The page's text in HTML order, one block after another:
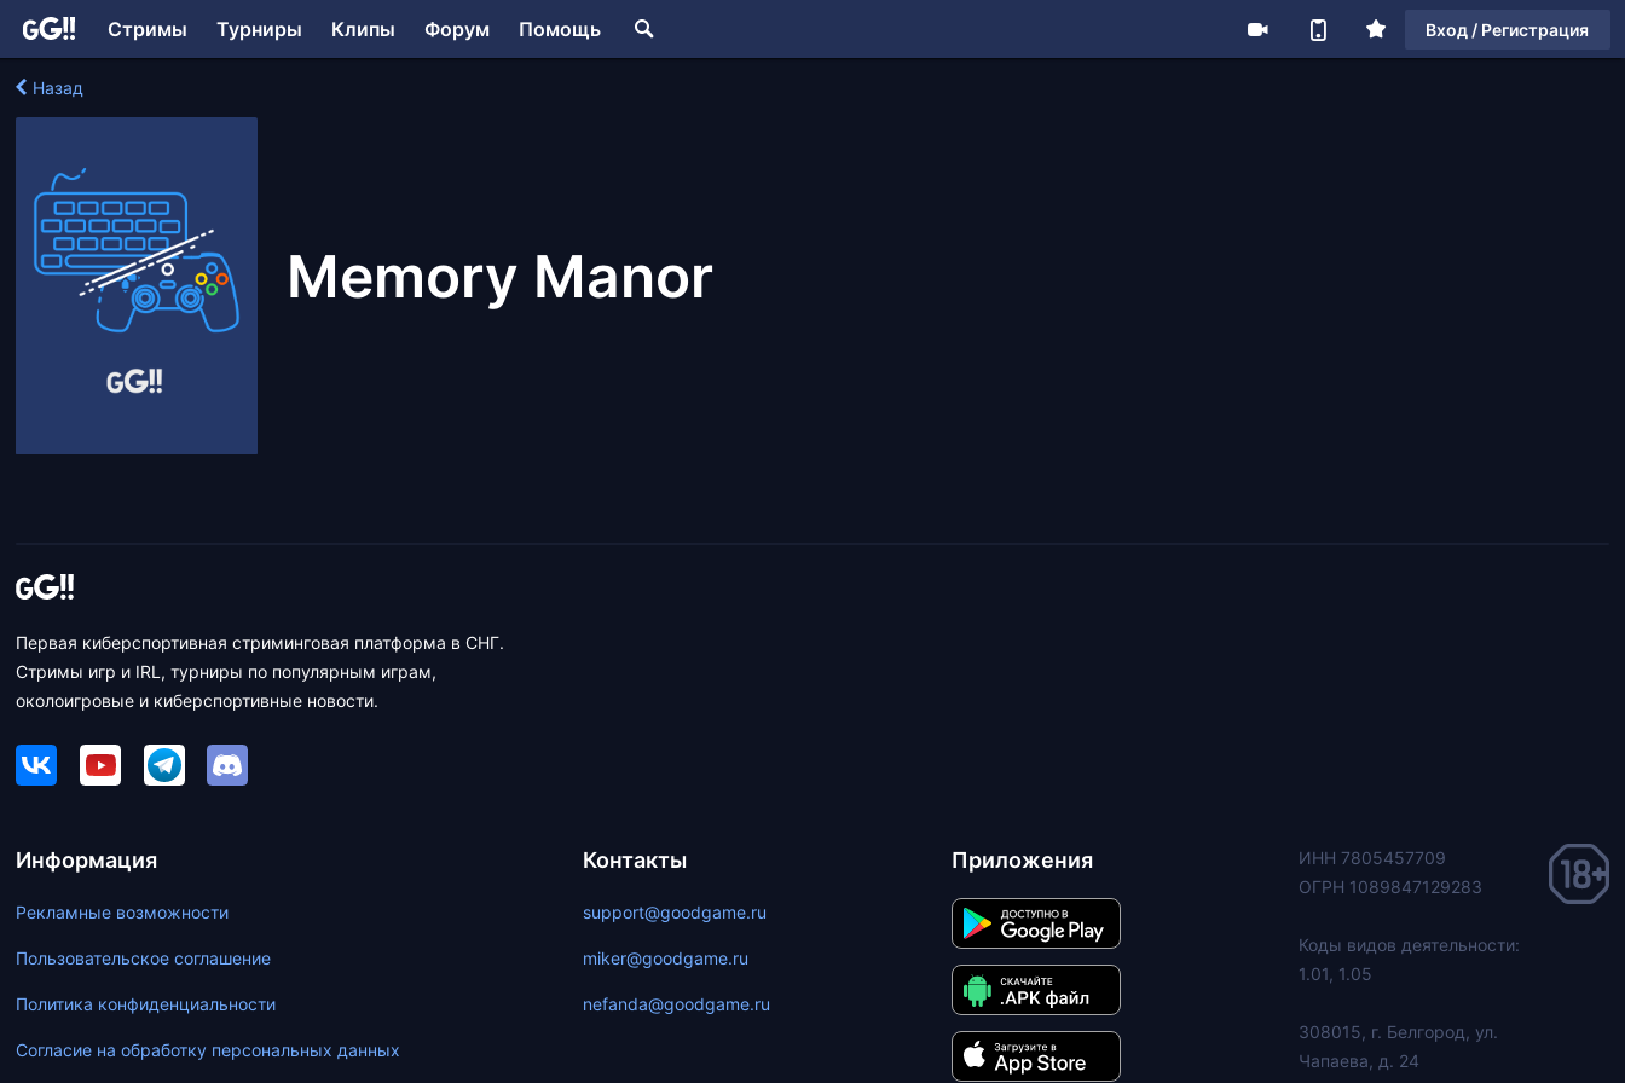
Стримы Турниры Клипы Форум Помощь Вход / Регистрация
Назад
Memory Manor
Первая киберспортивная стриминговая платформа в СНГ.
Стримы игр и IRL, турниры по популярным играм,
околоигровые и киберспортивные новости.
Информация
Рекламные возможности
Пользовательское соглашение
Политика конфиденциальности
Согласие на обработку персональных данных
Контакты
support@goodgame.ru
miker@goodgame.ru
nefanda@goodgame.ru
Приложения
ИНН 7805457709
ОГРН 1089847129283
Коды видов деятельности:
1.01, 1.05
308015, г. Белгород, ул.
Чапаева, д. 24